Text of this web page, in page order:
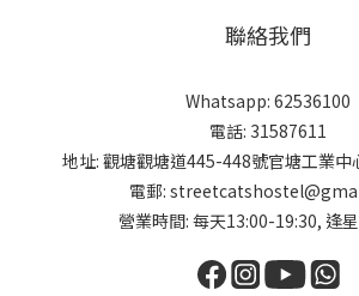
聯絡我們
Whatsapp: 62536100
電話: 31587611
地址: 觀塘觀塘道445-448號官塘工業中
電郵:
營業時間: 每天13:00-19:30, 逢